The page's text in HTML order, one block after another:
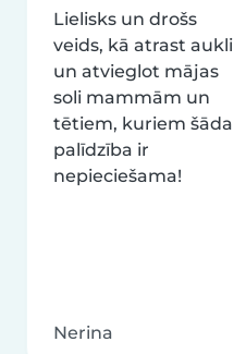
Lielisks un drošs
veids, kā atrast aukli
un atvieglot mājas
soli mammām un
tētiem, kuriem šāda
palīdzība ir
nepieciešama!
Nerina